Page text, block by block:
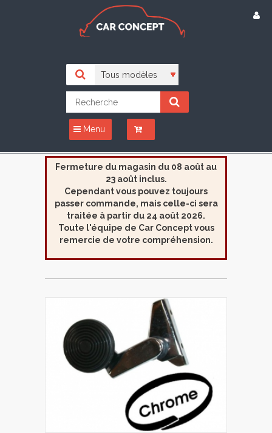
Menu
Fermeture du magasin du 08 août au
23 août inclus.
Cependant vous pouvez toujours
passer commande, mais celle-ci sera
traitée à partir du 24 août 2026.
Toute l'équipe de Car Concept vous
remercie de votre compréhension.